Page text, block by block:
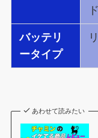
バッテリ
ータイプ
あわせて読みたい